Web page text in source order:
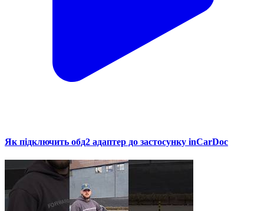
Як підключить обд2 адаптер до застосунку inCarDoc